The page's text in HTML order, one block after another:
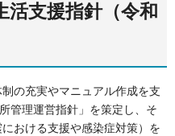
活支援指針（令和
の充実やマニュアル作成を支
管理運営指針」を策定し、そ
おける支援や感染症対策）を